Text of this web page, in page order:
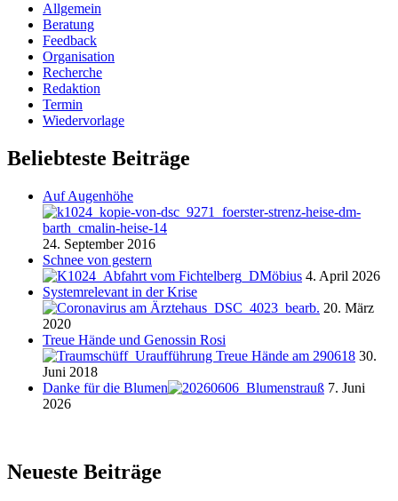
Allgemein
Beratung
Feedback
Organisation
Recherche
Redaktion
Termin
Wiedervorlage
Beliebteste Beiträge
Auf Augenhöhe
24. September 2016
Schnee von gestern
4. April 2026
Systemrelevant in der Krise
20. März
2020
Treue Hände und Genossin Rosi
30.
Juni 2018
Danke für die Blumen
7. Juni
2026
Neueste Beiträge